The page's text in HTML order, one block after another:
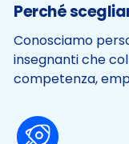
Perché
Conosciamo
insegnanti che
competenza,